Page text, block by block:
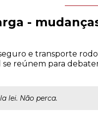
-
e transporte
reúnem para
lei. Não perca.